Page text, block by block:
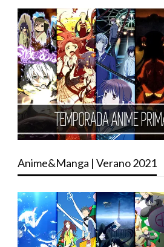
Anime&Manga | Verano 2021